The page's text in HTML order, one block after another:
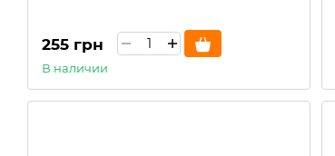
255 грн
В наличии